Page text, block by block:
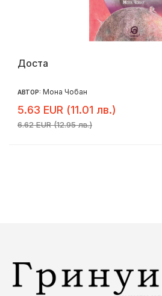
Доста
АВТОР: Мона Чобан
5.63 EUR (11.01 лв.)
6.62 EUR (12.95 лв.)